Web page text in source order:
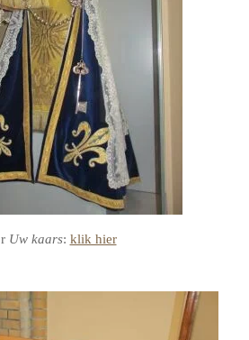
Uw kaars: klik hier